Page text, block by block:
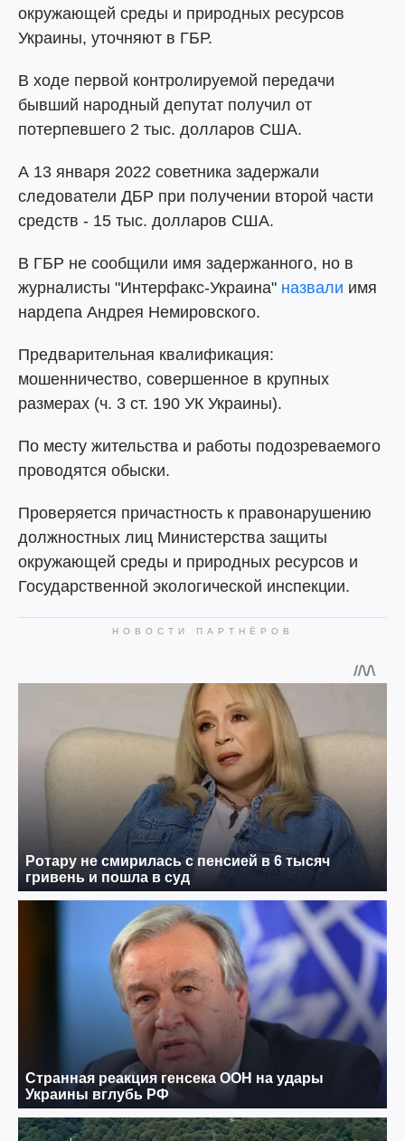
окружающей среды и природных ресурсов
Украины, уточняют в ГБР.
В ходе первой контролируемой передачи
бывший народный депутат получил от
потерпевшего 2 тыс. долларов США.
А 13 января 2022 советника задержали
следователи ДБР при получении второй части
средств - 15 тыс. долларов США.
В ГБР не сообщили имя задержанного, но в
журналисты "Интерфакс-Украина" назвали имя
нардепа Андрея Немировского.
Предварительная квалификация:
мошенничество, совершенное в крупных
размерах (ч. 3 ст. 190 УК Украины).
По месту жительства и работы подозреваемого
проводятся обыски.
Проверяется причастность к правонарушению
должностных лиц Министерства защиты
окружающей среды и природных ресурсов и
Государственной экологической инспекции.